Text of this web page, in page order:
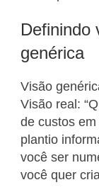
Definindo
genérica
Visão
Visão real:
de custos
plantio
você ser
você quer